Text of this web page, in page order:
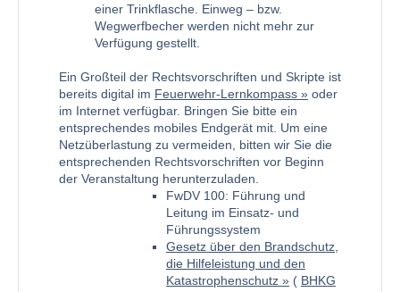
einer Trinkflasche. Einweg – bzw.
Wegwerfbecher werden nicht mehr zur
Verfügung gestellt.
Ein Großteil der Rechtsvorschriften und Skripte ist
bereits digital im Feuerwehr-Lernkompass
oder
im Internet verfügbar. Bringen Sie bitte ein
entsprechendes mobiles Endgerät mit. Um eine
Netzüberlastung zu vermeiden, bitten wir Sie die
entsprechenden Rechtsvorschriften vor Beginn
der Veranstaltung herunterzuladen.
FwDV 100: Führung und
Leitung im Einsatz- und
Führungssystem
Gesetz über den Brandschutz,
die Hilfeleistung und den
Katastrophenschutz
( BHKG